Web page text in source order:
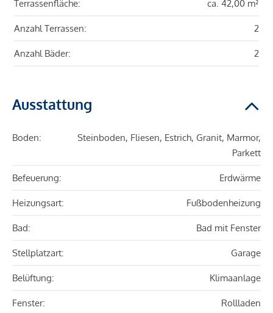
Terrassenfläche: ca. 42,00 m²
Anzahl Terrassen: 2
Anzahl Bäder: 2
Ausstattung
Boden:
Steinboden, Fliesen, Estrich, Granit, Marmor,
Parkett
Befeuerung: Erdwärme
Heizungsart: Fußbodenheizung
Bad: Bad mit Fenster
Stellplatzart: Garage
Belüftung: Klimaanlage
Fenster: Rollladen